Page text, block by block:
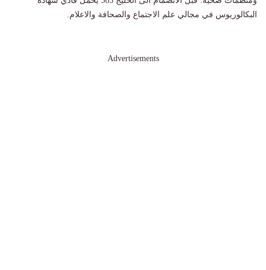
البكالوريوس في مجالي علم الاجتماع والصحافة والاعلام.
Advertisements